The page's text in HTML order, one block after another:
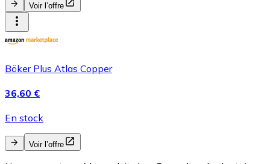
Voir l’offre
Böker Plus Atlas Copper
36,60 €
En stock
Voir l’offre